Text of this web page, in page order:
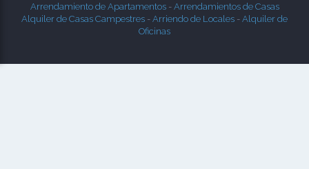
Arrendamiento de Apartamentos- Arrendamientos de Casas
Alquiler de Casas Campestres - Arriendo de Locales - Alquiler de
Oficinas